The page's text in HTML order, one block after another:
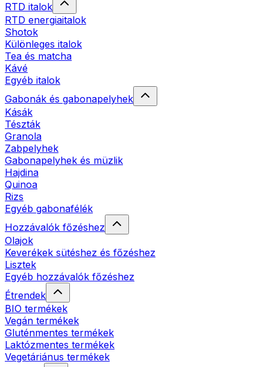
RTD italok
RTD energiaitalok
Shotok
Különleges italok
Tea és matcha
Kávé
Egyéb italok
Gabonák és gabonapelyhek
Kásák
Tészták
Granola
Zabpelyhek
Gabonapelyhek és müzlik
Hajdina
Quinoa
Rizs
Egyéb gabonafélék
Hozzávalók főzéshez
Olajok
Keverékek sütéshez és főzéshez
Lisztek
Egyéb hozzávalók főzéshez
Étrendek
BIO termékek
Vegán termékek
Gluténmentes termékek
Laktózmentes termékek
Vegetáriánus termékek